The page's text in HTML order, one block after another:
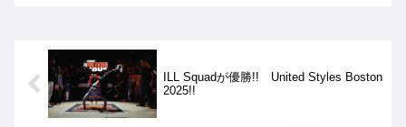
ILL Squadが優勝!! United Styles Boston
2025!!